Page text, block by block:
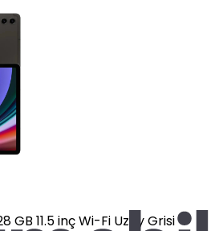
GB 11.5 inç Wi-Fi Uzay Grisi